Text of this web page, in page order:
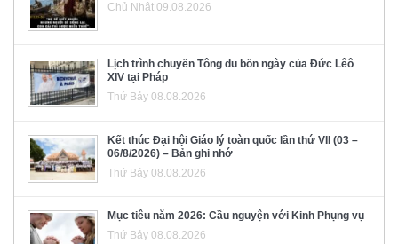
Chủ Nhật 09.08.2026
Lịch trình chuyến Tông du bốn ngày của Đức Lêô
XIV tại Pháp
Thứ Bảy 08.08.2026
Kết thúc Đại hội Giáo lý toàn quốc lần thứ VII (03 –
06/8/2026) – Bản ghi nhớ
Thứ Bảy 08.08.2026
Mục tiêu năm 2026: Cầu nguyện với Kinh Phụng vụ
Thứ Bảy 08.08.2026